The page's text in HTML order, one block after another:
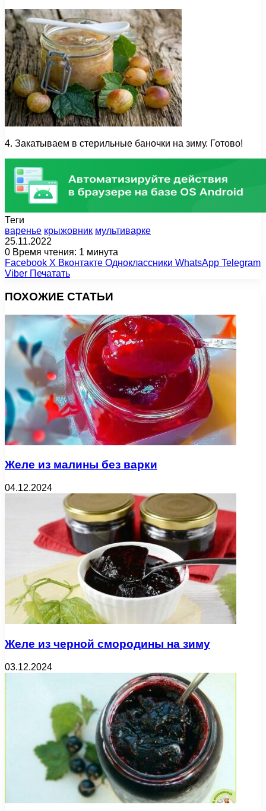
4. Закатываем в стерильные баночки на зиму. Готово!
Теги
варенье крыжовник мультиварке
25.11.2022
0 Время чтения: 1 минута
Facebook X Вконтакте Одноклассники WhatsApp Telegram
Viber Печатать
ПОХОЖИЕ СТАТЬИ
Желе из малины без варки
04.12.2024
Желе из черной смородины на зиму
03.12.2024